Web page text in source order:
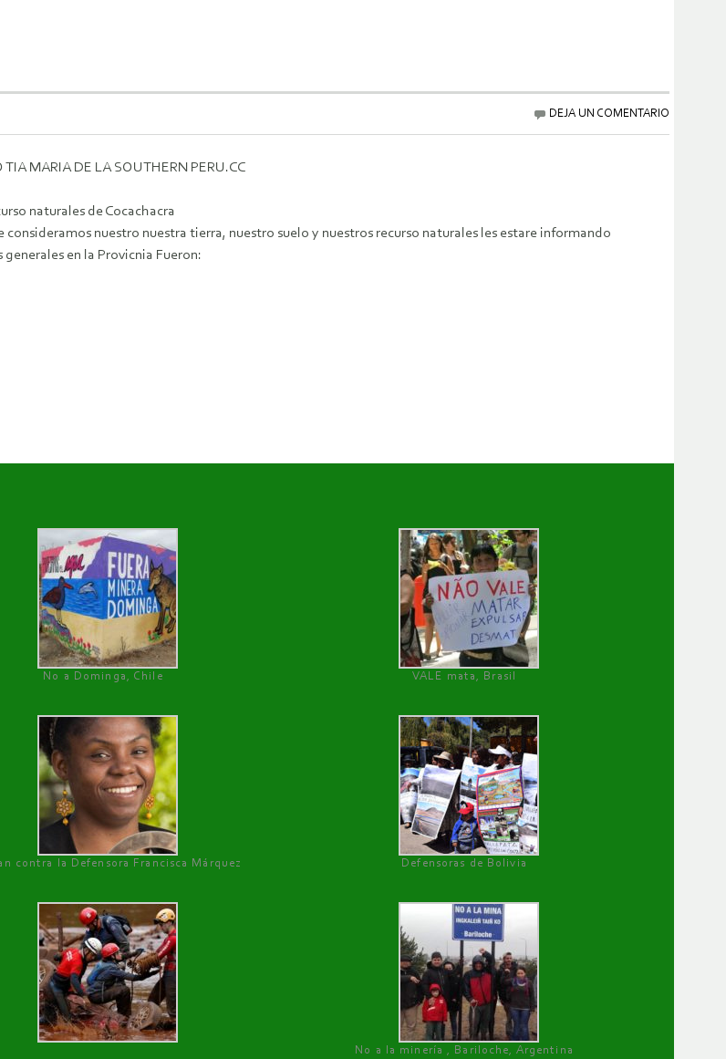
DEJA UN COMENTARIO
TIA MARIA DE LA SOUTHERN PERU.CC
naturales de Cocachacra
nuestro nuestra tierra, nuestro suelo y nuestros recurso naturales les estare informando
en la Provicnia Fueron:
No a Dominga, Chile
VALE mata, Brasil
contra la Defensora Francisca Márquez Defensoras de Bolivia
No a la minería , Bariloche, Argentina